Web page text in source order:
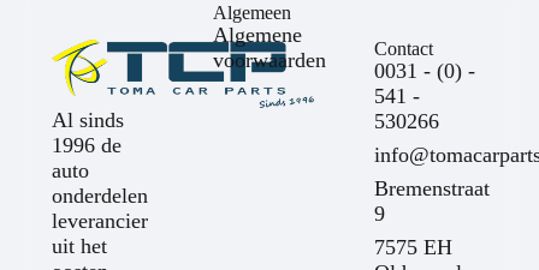
Al sinds
1996 de
auto
onderdelen
leverancier
uit het
Algemeen
Algemene
voorwaarden
Contact
0031 - (0) -
541 -
530266
Bremenstraat
9
7575 EH